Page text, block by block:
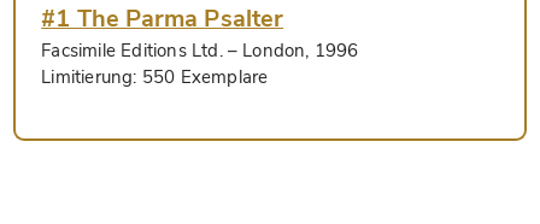
#1 The Parma Psalter
Facsimile Editions Ltd.– London, 1996
Limitierung: 550 Exemplare